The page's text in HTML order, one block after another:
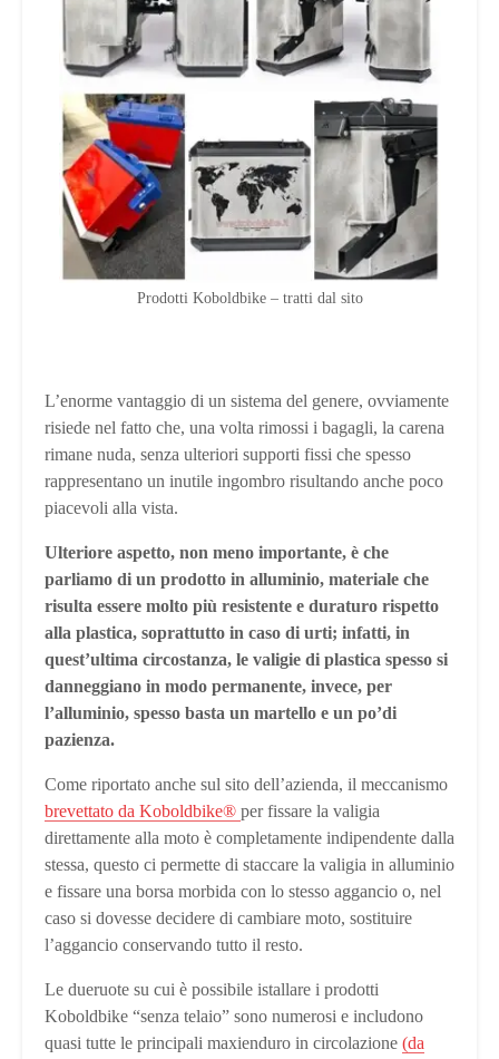
Prodotti Koboldbike – tratti dal sito
L’enorme vantaggio di un sistema del genere, ovviamente
risiede nel fatto che, una volta rimossi i bagagli, la carena
rimane nuda, senza ulteriori supporti fissi che spesso
rappresentano un inutile ingombro risultando anche poco
piacevoli alla vista.
Ulteriore aspetto, non meno importante, è che
parliamo di un prodotto in alluminio, materiale che
risulta essere molto più resistente e duraturo rispetto
alla plastica, soprattutto in caso di urti; infatti, in
quest’ultima circostanza, le valigie di plastica spesso si
danneggiano in modo permanente, invece, per
l’alluminio, spesso basta un martello e un po’di
pazienza.
Come riportato anche sul sito dell’azienda, il meccanismo
brevettato da Koboldbike® per fissare la valigia
direttamente alla moto è completamente indipendente dalla
stessa, questo ci permette di staccare la valigia in alluminio
e fissare una borsa morbida con lo stesso aggancio o, nel
caso si dovesse decidere di cambiare moto, sostituire
l’aggancio conservando tutto il resto.
Le dueruote su cui è possibile istallare i prodotti
Koboldbike “senza telaio” sono numerosi e includono
quasi tutte le principali maxienduro in circolazione (da